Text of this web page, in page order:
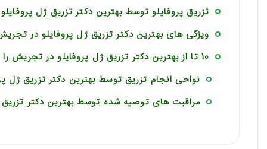
تزریق پروفایلو توسط بهترین دکتر تزریق ژل پروفایلو
ویژگی های بهترین دکتر تزریق ژل پروفایلو در
10 تا از بهترین دکتر تزریق ژل پروفایلو در تجریش را بشناسید!
نواحی انجام تزریق توسط بهترین دکتر تزریق ژل
مراقبت های توصیه شده توسط بهترین دکتر